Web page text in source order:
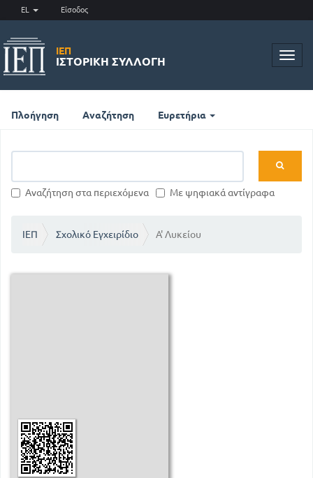
EL Είσοδος
ΙΕΠ
ΙΣΤΟΡΙΚΉ ΣΥΛΛΟΓΉ
Πλοήγηση Αναζήτηση Ευρετήρια
Αναζήτηση στα περιεχόμενα Με ψηφιακά αντίγραφα
ΙΕΠ Σχολικό Εγχειρίδιο Α' Λυκείου